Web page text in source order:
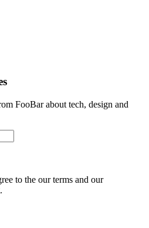
FooBar about tech, design and
to the our terms and our